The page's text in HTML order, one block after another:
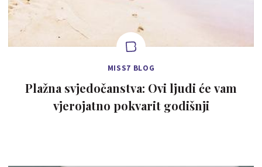
MISS7 BLOG
Plažna svjedočanstva: Ovi ljudi će vam
vjerojatno pokvarit godišnji